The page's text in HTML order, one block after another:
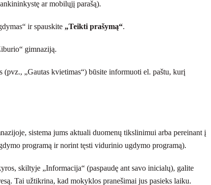
ar mobilųjį parašą).
ir spauskite „Teikti prašymą“.
gimnaziją.
(pvz., „Gautas kvietimas“) būsite informuoti el. paštu, kurį
sistema jums aktuali duomenų tikslinimui arba pereinant į
programą ir norint tęsti vidurinio ugdymo programą).
skiltyje „Informacija“ (paspaudę ant savo inicialų), galite
Tai užtikrina, kad mokyklos pranešimai jus pasieks laiku.